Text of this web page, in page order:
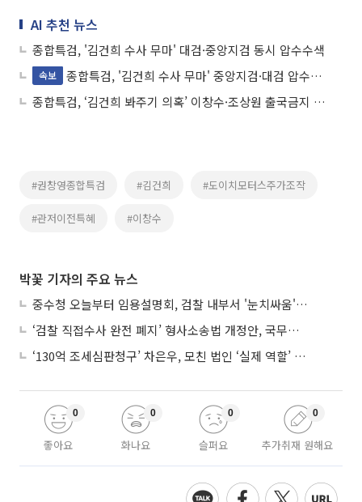
AI 추천 뉴스
종합특검, '김건희 수사 무마' 대검·중앙지검 동시 압수수색
속보
종합특검, '김건희 수사 무마' 중앙지검·대검 압수수색
종합특검, ‘김건희 봐주기 의혹’ 이창수·조상원 출국금지 조치
#권창영종합특검 #김건희 #도이치모터스주가조작
#관저이전특혜 #이창수
박꽃 기자의 주요 뉴스
중수청 오늘부터 임용설명회, 검찰 내부서 '눈치싸움' 기류변화도
‘검찰 직접수사 완전 폐지’ 형사소송법 개정안, 국무회의 통과
‘130억 조세심판청구’ 차은우, 모친 법인 ‘실제 역할’ 다툴 듯
좋아요
0
화나요
0
슬퍼요
0
추가취재 원해요
0